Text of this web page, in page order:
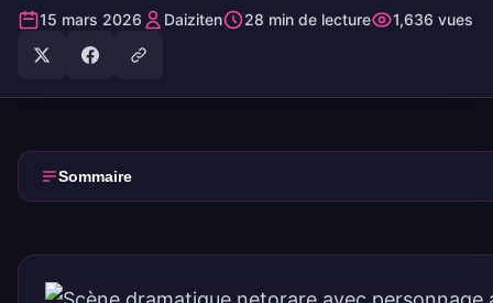
15 mars 2026 Daiziten 28 min de lecture 1,636 vues
Sommaire